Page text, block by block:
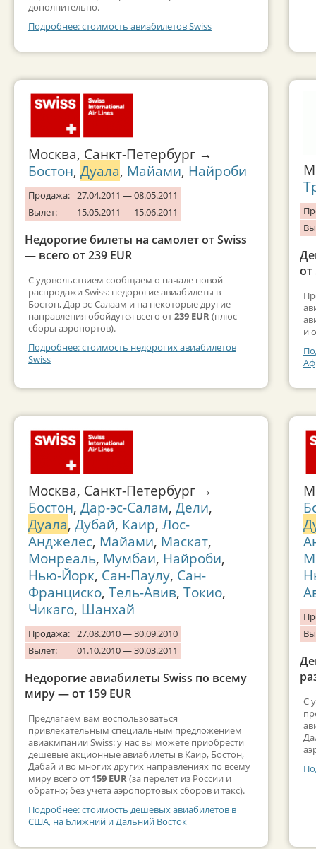
дополнительно.
Подробнее: стоимость авиабилетов Swiss
Москва, Санкт-Петербург →
Бостон, Дуала, Майами, Найроби
Продажа: 27.04.2011 — 08.05.2011
Вылет:
15.05.2011 — 15.06.2011
Недорогие билеты на самолет от Swiss
— всего от 239 EUR
С удовольствием сообщаем о начале новой
распродажи Swiss: недорогие авиабилеты в
Бостон, Дар-эс-Салаам и на некоторые другие
направления обойдутся всего от239 EUR(плюс
сборы аэропортов).
Подробнее: стоимость недорогих авиабилетов
Swiss
Москва, Санкт-Петербург →
Бостон, Дар-эс-Салам, Дели,
Дуала, Дубай, Каир, Лос-
Анджелес, Майами, Маскат,
Монреаль, Мумбаи, Найроби,
Нью-Йорк, Сан-Паулу, Сан-
Франциско, Тель-Авив, Токио,
Чикаго, Шанхай
Продажа: 27.08.2010 — 30.09.2010
Вылет:
01.10.2010 — 30.03.2011
Недорогие авиабилеты Swiss по всему
миру — от 159 EUR
Предлагаем вам воспользоваться
привлекательным специальным предложением
авиакмпании Swiss: у нас вы можете приобрести
дешевые акционные авиабилеты в Каир, Бостон,
Дабай и во многих других направлениях по всему
миру всего от 159 EUR(за перелет из России и
обратно; без учета аэропортовых сборов и такс).
Подробнее: стоимость дешевых авиабилетов в
США, на Ближний и Дальний Восток
от
и
С